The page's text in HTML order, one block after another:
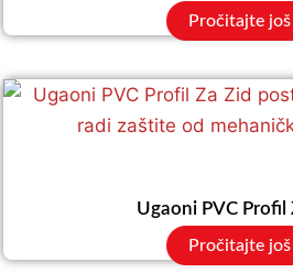
Pročitajte još
Ugaoni PVC Profil
Pročitajte još